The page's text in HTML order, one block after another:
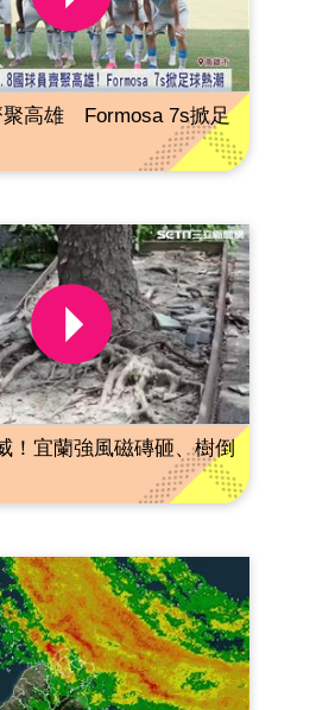
聚高雄 Formosa 7s掀足
！宜蘭強風磁磚砸、樹倒